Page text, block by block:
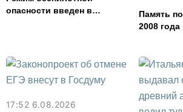
опасности введен в
Память
2008
17:52 6.08.2026